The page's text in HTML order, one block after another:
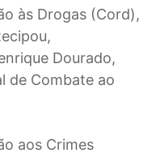
às Drogas (Cord),
Dourado,
de Combate ao
aos Crimes